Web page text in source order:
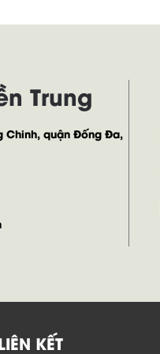
Trung
Chinh, quận Đống Đa,
KẾT